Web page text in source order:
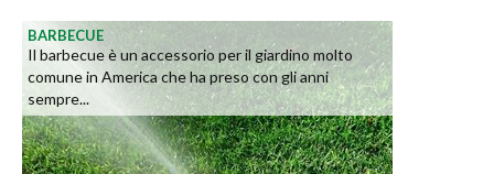
BARBECUE
Il barbecue è un accessorio per il giardino molto
comune in America che ha preso con gli anni
sempre...